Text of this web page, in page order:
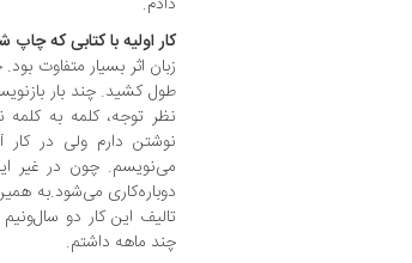
کار اولیه با کتابی که
زبان اثر بسیار متفاوت
طول کشید. چند بار
نظر توجه، کلمه به کلمه
نوشتن دارم ولی در
می‌نویسم. چون در غیر
دوباره‌کاری می‌شود.به
تالیف این کار دو
چند ماهه داشتم.